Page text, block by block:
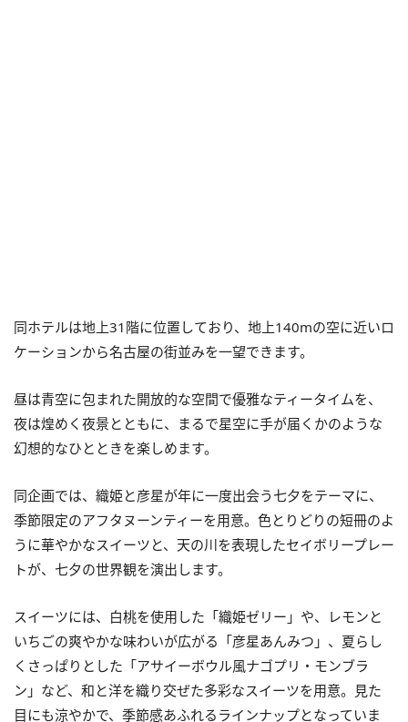
同ホテルは地上31階に位置しており、地上140mの空に近いロ
ケーションから名古屋の街並みを一望できます。
昼は青空に包まれた開放的な空間で優雅なティータイムを、
夜は煌めく夜景とともに、まるで星空に手が届くかのような
幻想的なひとときを楽しめます。
同企画では、織姫と彦星が年に一度出会う七夕をテーマに、
季節限定のアフタヌーンティーを用意。色とりどりの短冊のよ
うに華やかなスイーツと、天の川を表現したセイボリープレー
トが、七夕の世界観を演出します。
スイーツには、白桃を使用した「織姫ゼリー」や、レモンと
いちごの爽やかな味わいが広がる「彦星あんみつ」、夏らし
くさっぱりとした「アサイーボウル風ナゴプリ・モンブラ
ン」など、和と洋を織り交ぜた多彩なスイーツを用意。見た
目にも涼やかで、季節感あふれるラインナップとなっていま